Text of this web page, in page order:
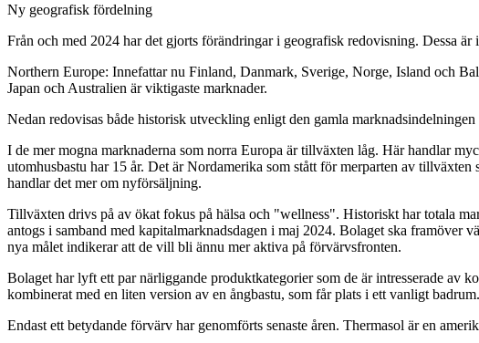
Ny geografisk fördelning
Från och med 2024 har det gjorts förändringar i geografisk redovisning. Dessa
Northern Europe: Innefattar nu Finland, Danmark, Sverige, Norge, Island och
Japan och Australien är viktigaste marknader.
Nedan redovisas både historisk utveckling enligt den gamla
I de mer mogna marknaderna som norra Europa är tillväxten låg. Här handlar
utomhusbastu har 15 år. Det är Nordamerika som stått för merparten av
handlar det mer om nyförsäljning.
Tillväxten drivs på av ökat fokus på hälsa och "wellness". Historiskt har totala
antogs i samband med kapitalmarknadsdagen i maj 2024. Bolaget ska
nya målet indikerar att de vill bli ännu mer aktiva på förvärvsfronten.
Bolaget har lyft ett par närliggande produktkategorier som de är intresserade av
kombinerat med en liten version av en ångbastu, som får plats i ett vanligt badrum.
Endast ett betydande förvärv har genomförts senaste åren. Thermasol är en